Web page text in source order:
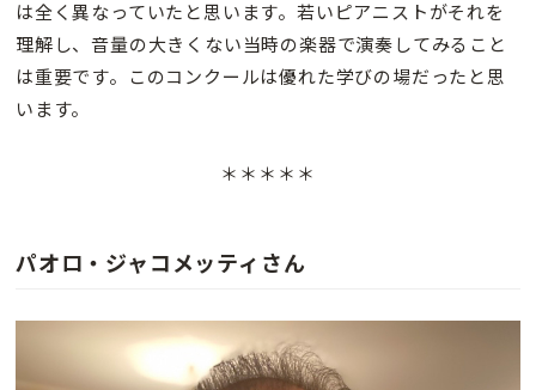
は全く異なっていたと思います。若いピアニストがそれを
理解し、音量の大きくない当時の楽器で演奏してみること
は重要です。このコンクールは優れた学びの場だったと思
います。
＊＊＊ ＊＊
パオロ・ジャコメッティ さん